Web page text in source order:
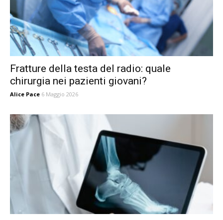
Fratture della testa del radio: quale
chirurgia nei pazienti giovani?
Alice Pace 6 Maggio 2026